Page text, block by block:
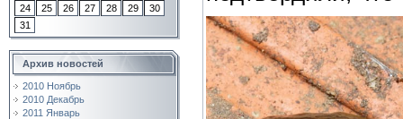
24
25 26 27 28 29
30
31
Архив новостей
2010 Ноябрь
2010 Декабрь
2011 Январь